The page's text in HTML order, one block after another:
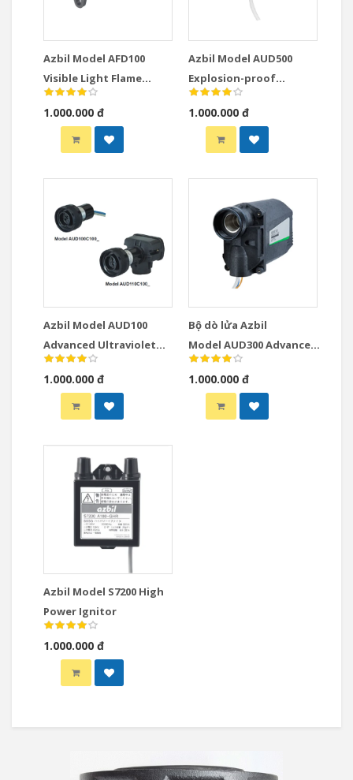
Azbil Model AFD100
Visible Light Flame
Detector (Photo-diode
type)
1.000.000 đ
Azbil Model AUD500
Explosion-proof
Advanced Ultraviolet
Flame Detector
1.000.000 đ
Azbil Model AUD100
Advanced Ultraviolet
Flame Detector
1.000.000 đ
Bộ dò lửa Azbil
Model AUD300 Advanced
Ultraviolet Flame
Detector
1.000.000 đ
Azbil Model S7200 High
Power Ignitor
1.000.000 đ